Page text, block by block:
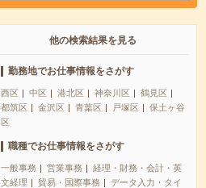
他の検索結果を見る
勤務地でお仕事情報をさがす
西区 中区 港北区 神奈川区
鶴見区
都筑区
金沢区 青葉区 戸塚区
保土ヶ谷
区
職種でお仕事情報をさがす
一般事務 営業事務
経理・財務・会計・英
文経理
貿易・国際事務
データ入力・タイ